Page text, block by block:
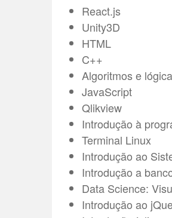
React.js
Unity3D
HTML
C++
Algoritmos e lógica
JavaScript
Qlikview
Introdução à
Terminal Linux
Introdução ao
Introdução a
Data Science:
Introdução ao